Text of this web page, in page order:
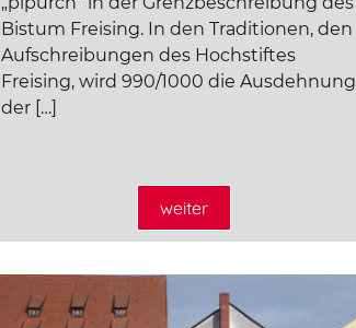
Bistum Freising. In den Traditionen, den
Aufschreibungen des Hochstiftes
Freising, wird 990/1000 die Ausdehnung
der […]
weiter